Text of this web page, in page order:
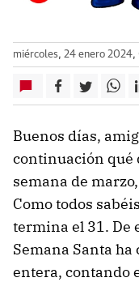
miércoles, 24 enero 2024,
Buenos días,
continuación qué
semana de
Como todos
termina el 31. De
Semana Santa ha
entera, contando